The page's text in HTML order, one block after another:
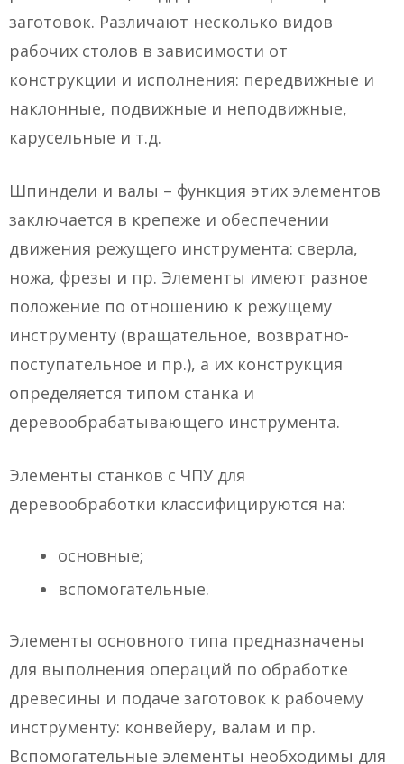
заготовок. Различают несколько видов
рабочих столов в зависимости от
конструкции и исполнения: передвижные и
наклонные, подвижные и неподвижные,
карусельные и т.д.
Шпиндели и валы – функция этих элементов
заключается в крепеже и обеспечении
движения режущего инструмента: сверла,
ножа, фрезы и пр. Элементы имеют разное
положение по отношению к режущему
инструменту (вращательное, возвратно-
поступательное и пр.), а их конструкция
определяется типом станка и
деревообрабатывающего инструмента.
Элементы станков с ЧПУ для
деревообработки классифицируются на:
основные;
вспомогательные.
Элементы основного типа предназначены
для выполнения операций по обработке
древесины и подаче заготовок к рабочему
инструменту: конвейеру, валам и пр.
Вспомогательные элементы необходимы для